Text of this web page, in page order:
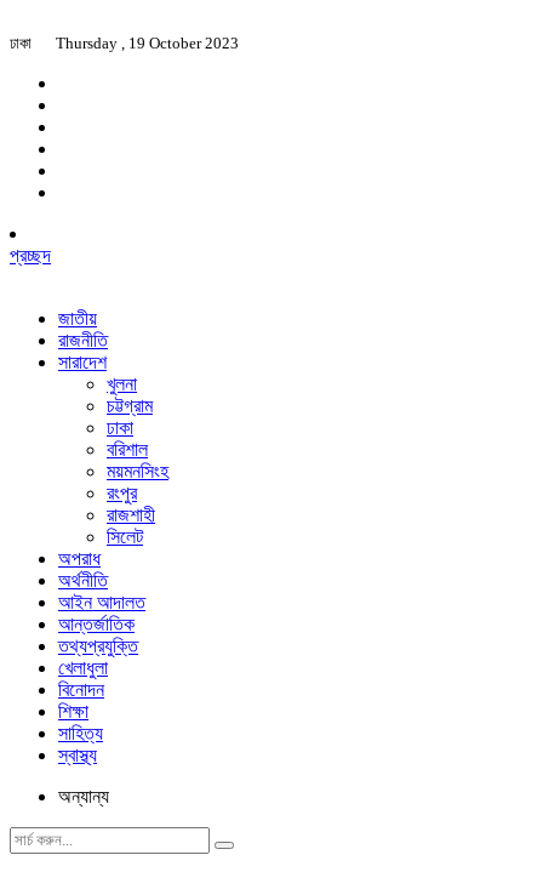
ঢাকা Thursday , 19 October 2023
প্রচ্ছদ
জাতীয়
রাজনীতি
সারাদেশ
খুলনা
চট্টগ্রাম
ঢাকা
বরিশাল
ময়মনসিংহ
রংপুর
রাজশাহী
সিলেট
অপরাধ
অর্থনীতি
আইন আদালত
আন্তর্জাতিক
তথ্যপ্রযুক্তি
খেলাধুলা
বিনোদন
শিক্ষা
সাহিত্য
স্বাস্থ্য
অন্যান্য